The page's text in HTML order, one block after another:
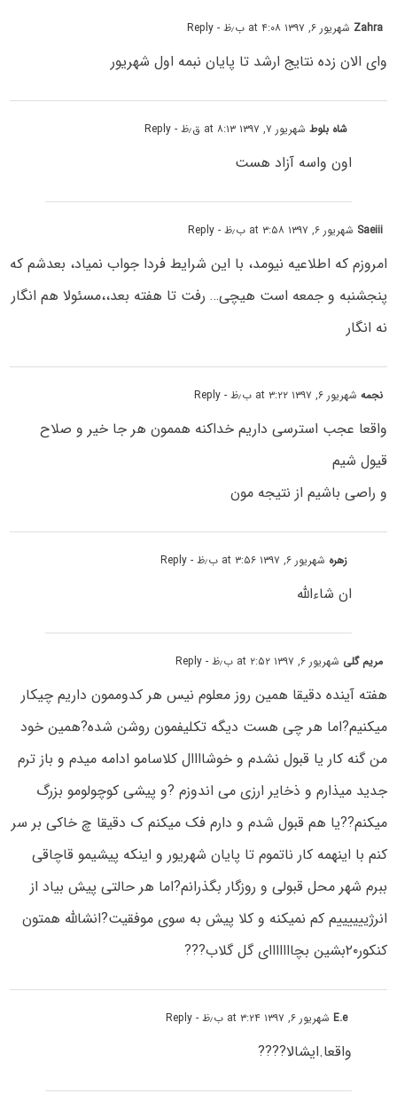
Zahra شهریور ۶, ۱۳۹۷ at ۴:۰۸ ب٫ظ - Reply
وای الان زده نتایج ارشد تا پایان نبمه اول شهریور
شاه بلوطشهریور ۷, ۱۳۹۷ at ۸:۱۳ ق٫ظ - Reply
اون واسه آزاد هست
Saeiii شهریور ۶, ۱۳۹۷ at ۳:۵۸ ب٫ظ - Reply
امروزم که اطلاعیه نیومد، با این شرایط فردا جواب نمیاد، بعدشم که
پنجشنبه و جمعه است هیچی… رفت تا هفته بعد،،مسئولا هم انگار
نه انگار
نجمهشهریور ۶, ۱۳۹۷ at ۳:۲۲ ب٫ظ - Reply
واقعا عجب استرسی داریم خداکنه هممون هر جا خیر و صلاح
قیول شیم
و راصی باشیم از نتیجه مون
زهره شهریور ۶, ۱۳۹۷ at ۳:۵۶ ب٫ظ - Reply
ان شاءالله
مریم گلی شهریور ۶, ۱۳۹۷ at ۲:۵۲ ب٫ظ - Reply
هفته آینده دقیقا همین روز معلوم نیس هر کدوممون داریم چیکار
میکنیم?اما هر چی هست دیگه تکلیفمون روشن شده?همین خود
من گنه کار یا قبول نشدم و خوشاااال کلاسامو ادامه میدم و باز ترم
جدید میذارم و ذخایر ارزی می اندوزم ?و پیشی کوچولومو بزرگ
میکنم??یا هم قبول شدم و دارم فک میکنم ک دقیقا چ خاکی بر سر
کنم با اینهمه کار ناتموم تا پایان شهریور و اینکه پیشیمو قاچاقی
ببرم شهر محل قبولی و روزگار بگذرانم?اما هر حالتی پیش بیاد از
انرژییییییم کم نمیکنه و کلا پیش به سوی موفقیت?انشالله همتون
کنکور۲۰بشین بچااااااای گل گلاب???
E.eشهریور ۶, ۱۳۹۷ at ۳:۲۴ ب٫ظ - Reply
واقعا.ایشالا????